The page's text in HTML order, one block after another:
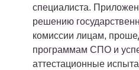
специалиста.
решению
комиссии лицам,
программам СПО и
аттестационные